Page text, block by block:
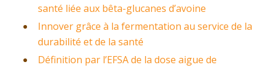
santé liée aux bêta-glucanes d’avoine
Innover grâce à la fermentation au service de la
durabilité et de la santé
Définition par l’EFSA de la dose aigue de